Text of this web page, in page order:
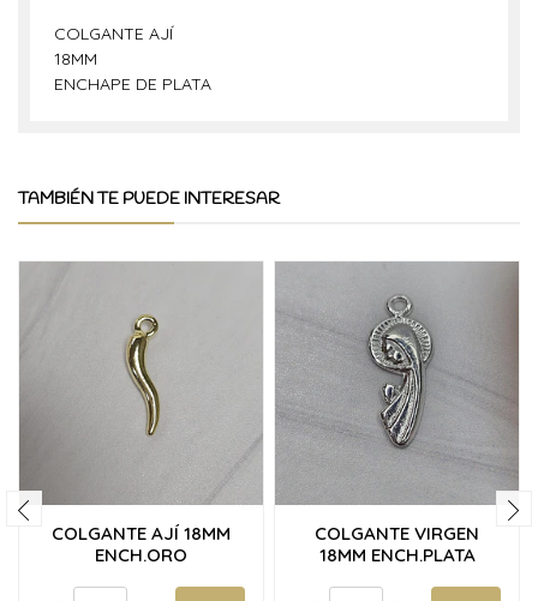
COLGANTE AJÍ
18MM
ENCHAPE DE PLATA
TAMBIÉN TE PUEDE INTERESAR
COLGANTE AJÍ 18MM
ENCH.ORO
COLGANTE VIRGEN
18MM ENCH.PLATA